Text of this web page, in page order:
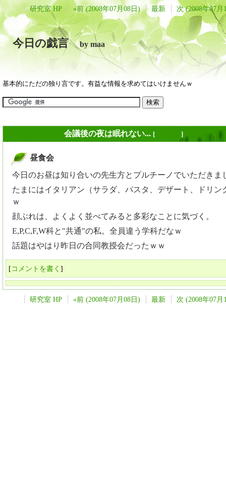
研究室 HP «前 (2008年07月08日) 最新 次 (2008年07月
今日の戯言by maa
基本的にただの独り言です。有益な情報を求めてはいけませんｗ
会議後の夜は眠れない... [ ]
昼食会
今日のお昼は知り合いの先生方とプルチーノでいただきま
たまにはイタリアン（サラダ、パスタ、デザート、ドリン
ｗ
顔ぶれは、よくよく並べてみると多彩なことに気づく。
E,P,C,F,W科と"共通"の私。全員違う学科だなｗ
話題はやはり昨日の合同教授会だったｗｗ
[コメントを書く ]
研究室 HP «前 (2008年07月08日) 最新 次 (2008年07月